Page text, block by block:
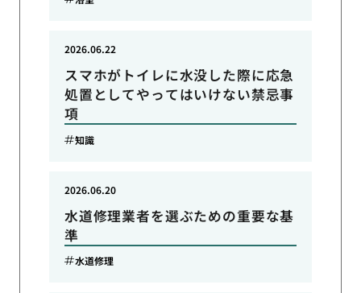
スマホがトイレに水没した際に応急
処置としてやってはいけない禁忌事
項
2026.06.22
知識
水道修理業者を選ぶための重要な基
準
2026.06.20
水道修理